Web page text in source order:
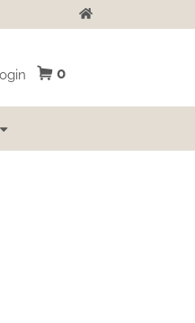
Zur Startseite
0